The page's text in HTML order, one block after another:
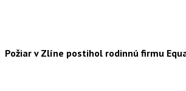
Požiar v Zlíne postihol rodinnú firmu